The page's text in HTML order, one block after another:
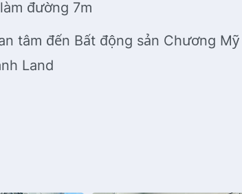
đường 7m
tâm đến Bất động sản Chương
Land